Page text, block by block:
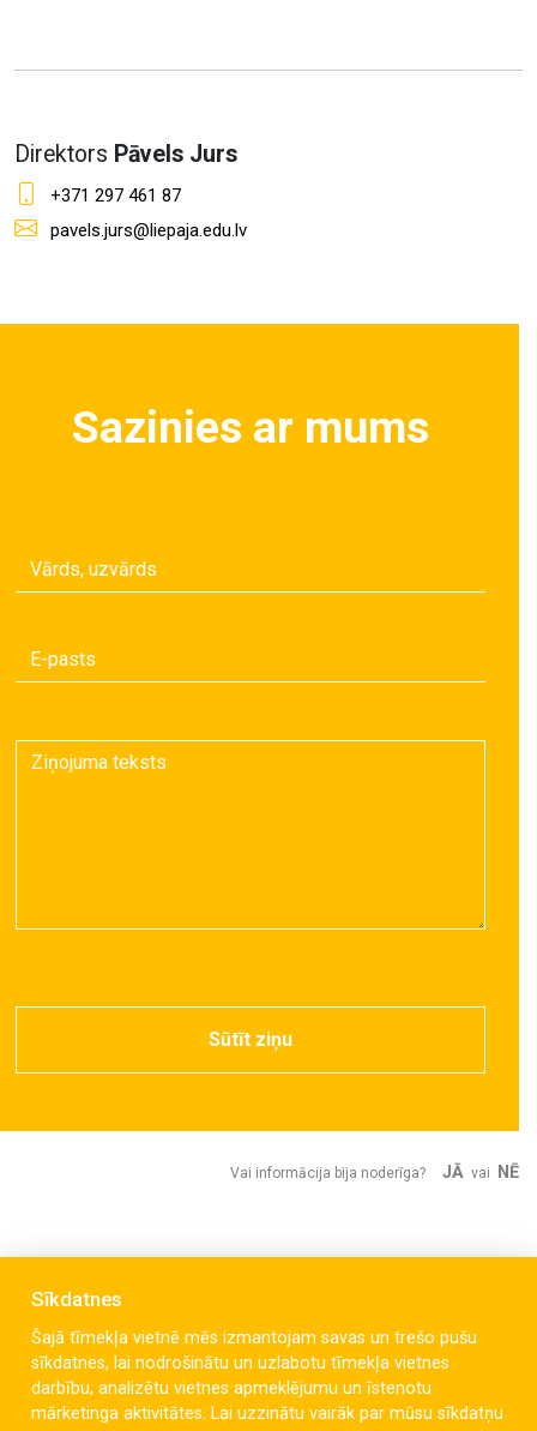
Direktors Pāvels Jurs
+371 297 461 87
pavels.jurs@liepaja.edu.lv
Sazinies ar mums
Sūtīt ziņu
Vai informācija bija noderīga? JĀ vai NĒ
Sīkdatnes
Šajā tīmekļa vietnē mēs izmantojam savas un trešo pušu
sīkdatnes, lai nodrošinātu un uzlabotu tīmekļa vietnes
darbību, analizētu vietnes apmeklējumu un īstenotu
mārketinga aktivitātes. Lai uzzinātu vairāk par mūsu sīkdatņu